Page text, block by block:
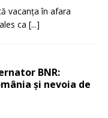
vacanța în afara
ca [...]
BNR:
și nevoia de